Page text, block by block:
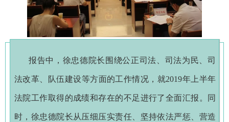
报告中，徐忠德院长围绕公正司法、司法为民、司
法改革、队伍建设等方面的工作情况，就2019年上半年
法院工作取得的成绩和存在的不足进行了全面汇报。同
时，徐忠德院长从压细压实责任、坚持依法严惩、营造